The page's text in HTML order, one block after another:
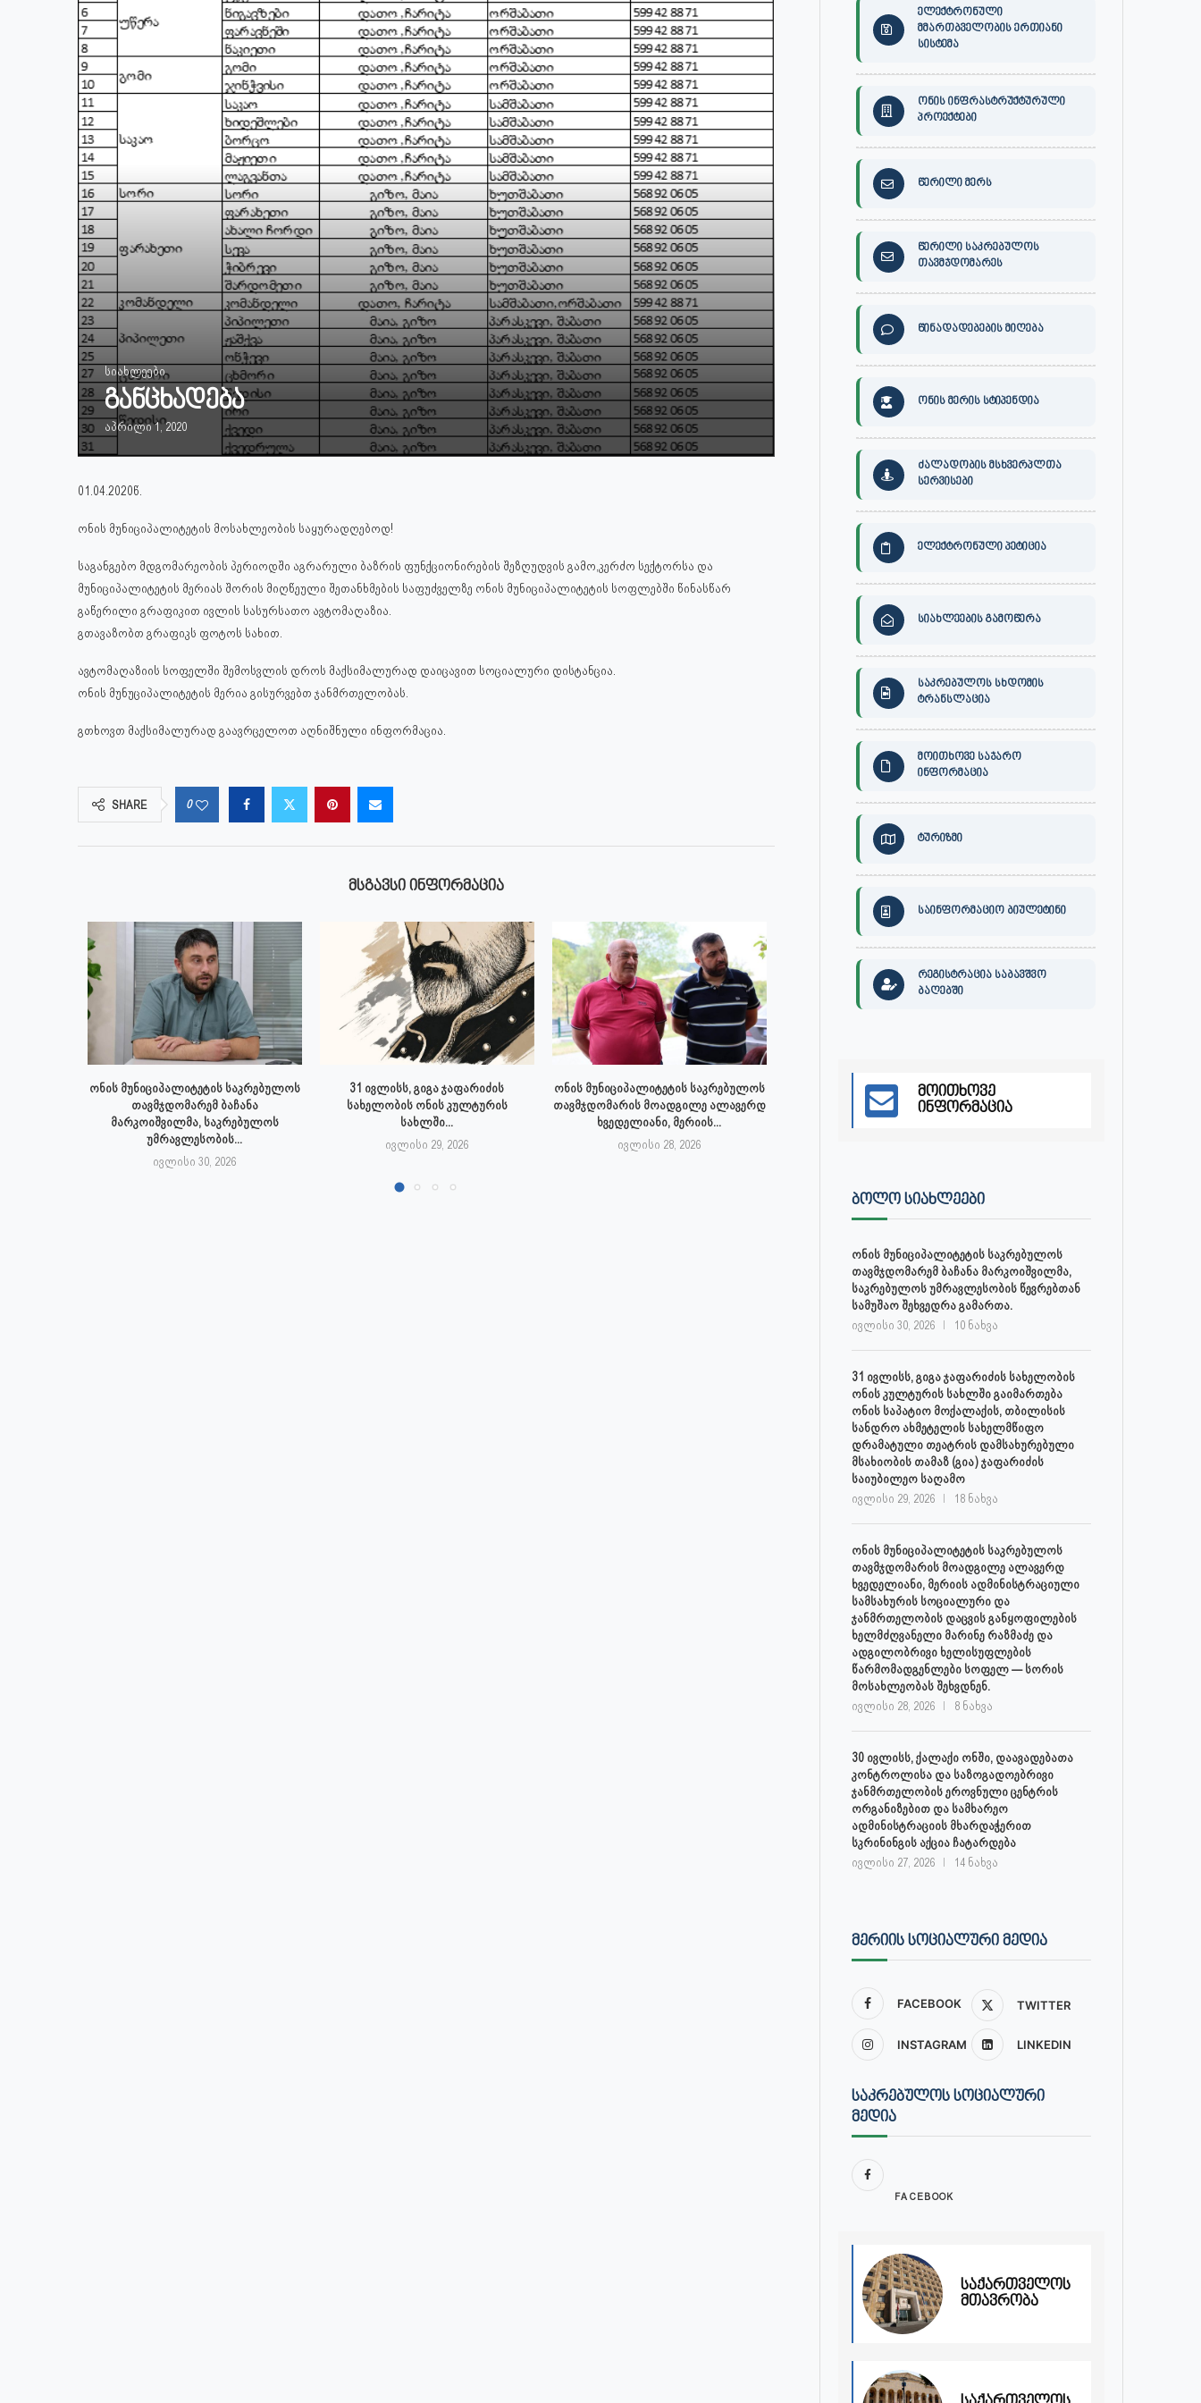
სიახლეები
განცხადება
აპრილი 1, 2020
01.04.2020წ.
ონის მუნიციპალიტეტის მოსახლეობის საყურადღებოდ!
საგანგებო მდგომარეობის პერიოდში აგრარული ბაზრის ფუნქციონირების შეზღუდვის გამო,კერძო სექტორსა და
მუნიციპალიტეტის მერიას შორის მიღწეული შეთანხმების საფუძველზე ონის მუნიციპალიტეტის სოფლებში წინასწარ
გაწერილი გრაფიკით ივლის სასურსათო ავტომაღაზია.
გთავაზობთ გრაფიკს ფოტოს სახით.
ავტომაღაზიის სოფელში შემოსვლის დროს მაქსიმალურად დაიცავით სოციალური დისტანცია.
ონის მუნუციპალიტეტის მერია გისურვებთ ჯანმრთელობას.
გთხოვთ მაქსიმალურად გაავრცელოთ აღნიშნული ინფორმაცია.
SHARE 0
ᲛᲡᲒᲐᲕᲡᲘ ᲘᲜᲤᲝᲠᲛᲐᲪᲘᲐ
ონის მუნიციპალიტეტის საკრებულოს
თავმჯდომარემ ბაჩანა
მარკოიშვილმა, საკრებულოს
უმრავლესობის...
ივლისი 30, 2026
31 ივლისს, გიგა ჯაფარიძის
სახელობის ონის კულტურის
სახლში...
ივლისი 29, 2026
ონის მუნიციპალიტეტის საკრებულოს
თავმჯდომარის მოადგილე ალავერდ
ხვედელიანი, მერიის...
ივლისი 28, 2026
30 ივლისს, ქალაქი ონში,
დაავადებათა კონტროლისა და
საზოგადოებრივი...
ელექტრონული
მმართბველობის ერთიანი
სისტემა
ონის ინფრასტრუქტურული
პროექტები
წერილი მერს
წერილი საკრებულოს
თავმჯდომარეს
წინადადებების მიღება
ონის მერის სტიპენდია
ძალადობის მსხვერპლთა
სერვისები
ელექტრონული პეტიცია
სიახლეების გამოწერა
საკრებულოს სხდომის
ტრანსლაცია
მოითხოვე საჯარო
ინფორმაცია
ტურიზმი
საინფორმაციო ბიულეტინი
რეგისტრაცია საბავშვო
ბაღებში
მოითხოვე
ინფორმაცია
ᲑᲝᲚᲝ ᲡᲘᲐᲮᲚᲔᲔᲑᲘ
ონის მუნიციპალიტეტის საკრებულოს
თავმჯდომარემ ბაჩანა მარკოიშვილმა,
საკრებულოს უმრავლესობის წევრებთან
სამუშაო შეხვედრა გამართა.
ივლისი 30, 2026 10 ნახვა
31 ივლისს, გიგა ჯაფარიძის სახელობის
ონის კულტურის სახლში გაიმართება
ონის საპატიო მოქალაქის, თბილისის
სანდრო ახმეტელის სახელმწიფო
დრამატული თეატრის დამსახურებული
მსახიობის თამაზ (გია) ჯაფარიძის
საიუბილეო საღამო
ივლისი 29, 2026 18 ნახვა
ონის მუნიციპალიტეტის საკრებულოს
თავმჯდომარის მოადგილე ალავერდ
ხვედელიანი, მერიის ადმინისტრაციული
სამსახურის სოციალური და
ჯანმრთელობის დაცვის განყოფილების
ხელმძღვანელი მარინე რაზმაძე და
ადგილობრივი ხელისუფლების
წარმომადგენლები სოფელ — სორის
მოსახლეობას შეხვდნენ.
ივლისი 28, 2026 8 ნახვა
30 ივლისს, ქალაქი ონში, დაავადებათა
კონტროლისა და საზოგადოებრივი
ჯანმრთელობის ეროვნული ცენტრის
ორგანიზებით და სამხარეო
ადმინისტრაციის მხარდაჭერით
სკრინინგის აქცია ჩატარდება
ივლისი 27, 2026 14 ნახვა
ᲛᲔᲠᲘᲘᲡ ᲡᲝᲪᲘᲐᲚᲣᲠᲘ ᲛᲔᲓᲘᲐ
FACEBOOK TWITTER
INSTAGRAM LINKEDIN
ᲡᲐᲙᲠᲔᲑᲣᲚᲝᲡ ᲡᲝᲪᲘᲐᲚᲣᲠᲘ
ᲛᲔᲓᲘᲐ
FACEBOOK
საქართველოს
მთავრობა